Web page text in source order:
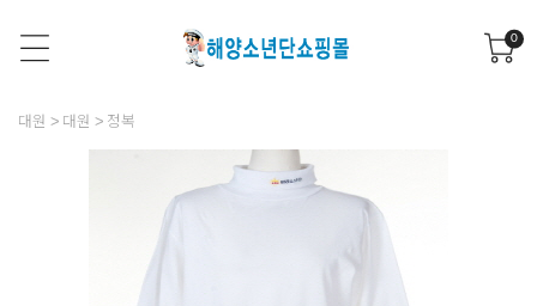
0
대원 대원 정복